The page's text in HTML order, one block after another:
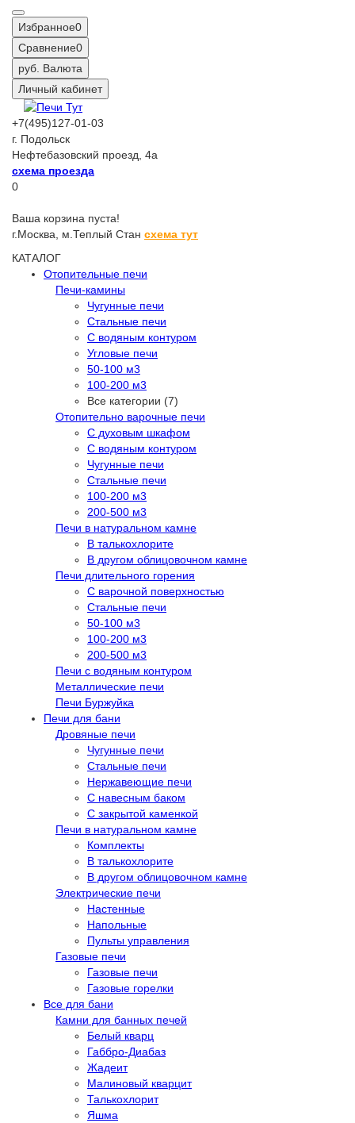
Избранное0
Сравнение0
руб. Валюта
Личный кабинет
+7(495)127-01-03
г. Подольск
Нефтебазовский проезд, 4а
схема проезда
0
Ваша корзина пуста!
г.Москва, м.Теплый Стан схема тут
КАТАЛОГ
Отопительные печи
Печи-камины
Чугунные печи
Стальные печи
С водяным контуром
Угловые печи
50-100 м3
100-200 м3
Все категории (7)
Отопительно варочные печи
С духовым шкафом
С водяным контуром
Чугунные печи
Стальные печи
100-200 м3
200-500 м3
Печи в натуральном камне
В талькохлорите
В другом облицовочном камне
Печи длительного горения
С варочной поверхностью
Стальные печи
50-100 м3
100-200 м3
200-500 м3
Печи с водяным контуром
Металлические печи
Печи Буржуйка
Печи для бани
Дровяные печи
Чугунные печи
Стальные печи
Нержавеющие печи
С навесным баком
С закрытой каменкой
Печи в натуральном камне
Комплекты
В талькохлорите
В другом облицовочном камне
Электрические печи
Настенные
Напольные
Пульты управления
Газовые печи
Газовые печи
Газовые горелки
Все для бани
Камни для банных печей
Белый кварц
Габбро-Диабаз
Жадеит
Малиновый кварцит
Талькохлорит
Яшма